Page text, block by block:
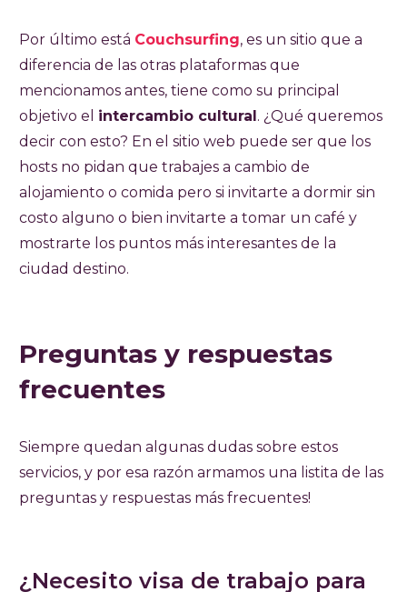
Por último está Couchsurfing, es un sitio que a
diferencia de las otras plataformas que
mencionamos antes, tiene como su principal
objetivo el intercambio cultural . ¿Qué queremos
decir con esto? En el sitio web puede ser que los
hosts no pidan que trabajes a cambio de
alojamiento o comida pero si invitarte a dormir sin
costo alguno o bien invitarte a tomar un café y
mostrarte los puntos más interesantes de la
ciudad destino.
Preguntas y respuestas
frecuentes
Siempre quedan algunas dudas sobre estos
servicios, y por esa razón armamos una listita de las
preguntas y respuestas más frecuentes!
¿Necesito visa de trabajo para